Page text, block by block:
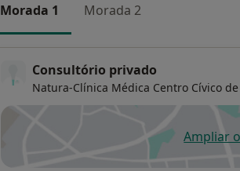
Morada 1 Morada 2
Consultório privado
Natura-Clínica Médica Centro Cívico
Ampliar